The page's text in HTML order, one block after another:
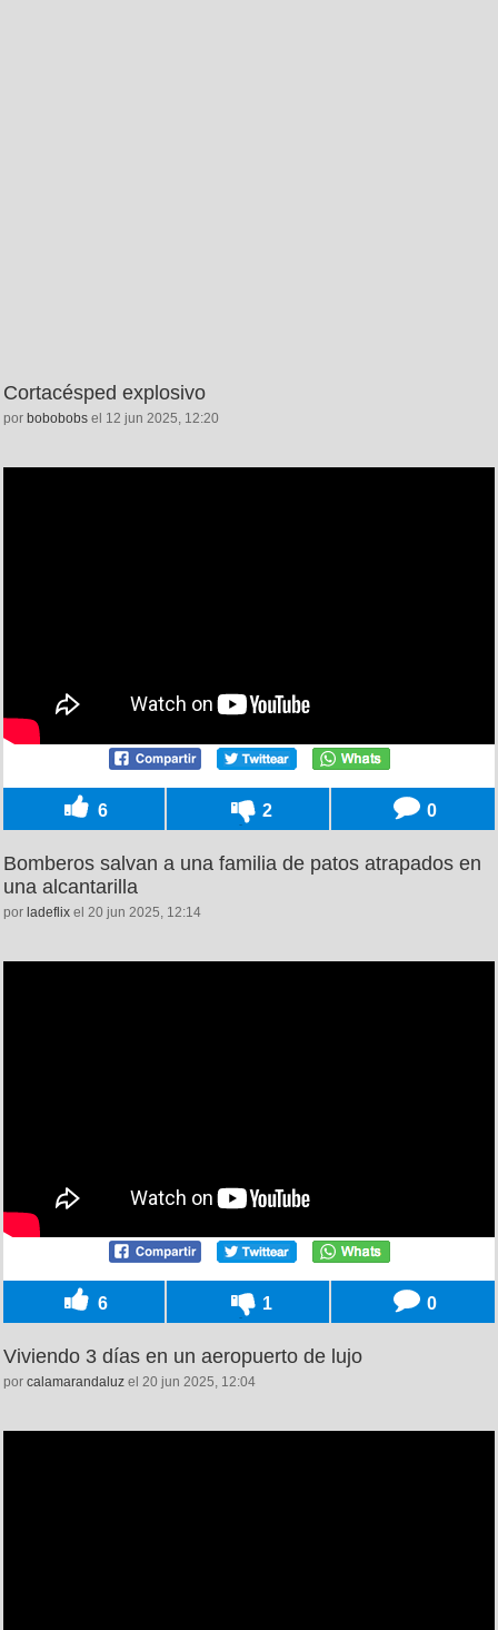
Cortacésped explosivo
por bobobobs el 12 jun 2025, 12:20
6 2 0
Bomberos salvan a una familia de patos atrapados en
una alcantarilla
por ladeflix el 20 jun 2025, 12:14
6 1 0
Viviendo 3 días en un aeropuerto de lujo
por calamarandaluz el 20 jun 2025, 12:04